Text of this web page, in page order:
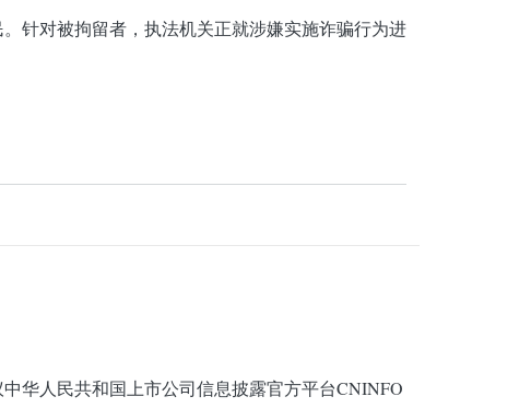
针对被拘留者，执法机关正就涉嫌实施诈骗行为进
华人民共和国上市公司信息披露官方平台CNINFO